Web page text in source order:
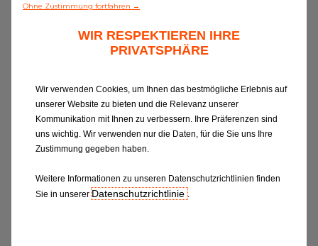
0/5 (0 Meinungen)
Ohne Zustimmung fortfahren →
WIR RESPEKTIEREN IHRE
PRIVATSPHÄRE
Wir verwenden Cookies, um Ihnen das bestmögliche Erlebnis auf
unserer Website zu bieten und die Relevanz unserer
Kommunikation mit Ihnen zu verbessern. Ihre Präferenzen sind
uns wichtig. Wir verwenden nur die Daten, für die Sie uns Ihre
Zustimmung gegeben haben.
Weitere Informationen zu unseren Datenschutzrichtlinien finden
Sie in unsererDatenschutzrichtlinie .